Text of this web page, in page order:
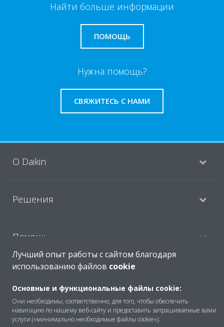
Найти больше информации
ПОМОЩЬ
Нужна помощь?
СВЯЖИТЕСЬ С НАМИ
O Daikin
Решения
Помощь
Copyright © Daikin
Лучший опыт работы с сайтом благодаря
использованию файлов cookie
Основные и функциональные файлы cookie:
Они необходимы, соответственно, для того, чтобы обеспечить
навигацию по нашему веб-сайту и предоставить запрашиваемые вами
услуги («минимально необходимые файлы cookie»).